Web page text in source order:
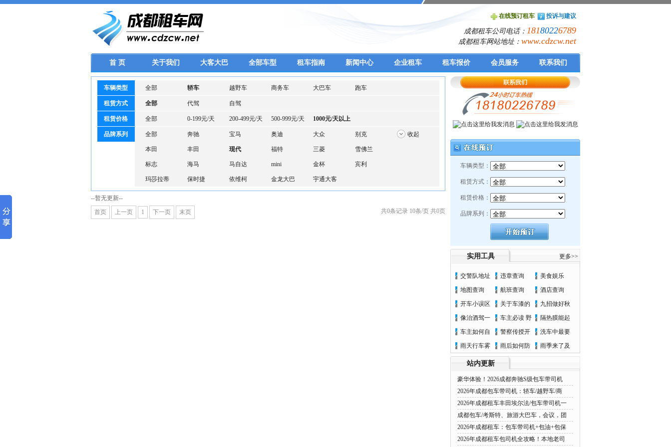
在线预订租车 投诉与建议
成都租车公司电话： 18180226789
成都租车网站地址： www.cdzcw.net
首 页 关于我们 大客大巴 全部车型 租车指南 新闻中心 企业租车 租车报价 会员服务 联系我们
车辆类型 全部 轿车 越野车 商务车 大巴车 跑车
租赁方式 全部 代驾 自驾
租赁价格 全部 0-199元/天 200-499元/天 500-999元/天 1000元/天以上
品牌系列 全部 奔驰 宝马 奥迪 大众 别克 收起
本田 丰田 现代 福特 三菱 雪佛兰
标志 海马 马自达 mini 金杯 宾利
玛莎拉蒂 保时捷 依维柯 金龙大巴 宇通大客
--暂无更新--
首页
上一页 1 下一页 末页 共0条记录 10条/页 共0页
车辆类型：
租赁方式：
租赁价格：
品牌系列：
实用工具 更多>>
交警队地址 违章查询
美食娱乐
地图查询
航班查询
酒店查询
开车小误区
关于车漆的
九招做好秋
像治酒驾一
车主必读 野
隔热膜能起
车主如何自
警察传授开
洗车中最要
雨天行车雾
雨后如何防 雨季来了及
站内更新
豪华体验！2026成都奔驰S级包车带司机
2026年成都包车带司机：轿车/越野车/商
2026年成都租车丰田埃尔法/包车带司机一
成都包车/考斯特、旅游大巴车，会议，团
2026年成都租车：包车带司机+包油+包保
2026年成都租车包司机全攻略！本地老司